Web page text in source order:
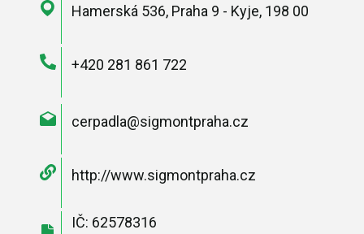
Hamerská 536, Praha 9 - Kyje, 198 00
+420 281 861 722
cerpadla@sigmontpraha.cz
http://www.sigmontpraha.cz
IČ: 62578316